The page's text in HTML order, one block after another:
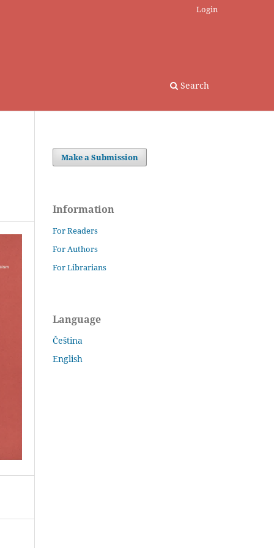
Search
Login
Make a Submission
Information
For Readers
For Authors
For Librarians
Language
Čeština
English